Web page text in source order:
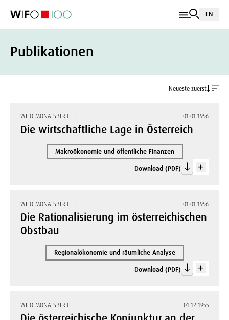
EN
Publikationen
Neueste zuerst
WIFO-MONATSBERICHTE 01.01.1956
Die wirtschaftliche Lage in Österreich
Makroökonomie und öffentliche Finanzen
Download (PDF)
WIFO-MONATSBERICHTE 01.01.1956
Die Rationalisierung im österreichischen
Obstbau
Regionalökonomie und räumliche Analyse
Download (PDF)
WIFO-MONATSBERICHTE 01.12.1955